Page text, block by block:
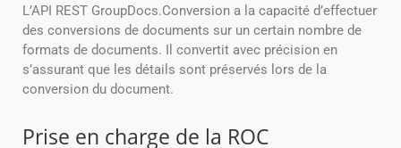
L’API REST GroupDocs.Conversion a la capacité d’effectuer
des conversions de documents sur un certain nombre de
formats de documents. Il convertit avec précision en
s’assurant que les détails sont préservés lors de la
conversion du document.
Prise en charge de la ROC